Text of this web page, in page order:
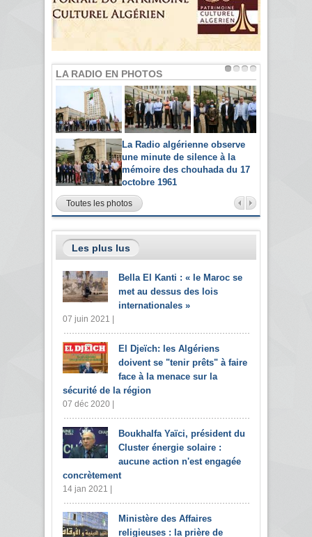
LA RADIO EN PHOTOS
La Radio algérienne observe
une minute de silence à la
mémoire des chouhada du 17
octobre 1961
Toutes les photos
Les plus lus
Bella El Kanti : « le Maroc se
met au dessus des lois
internationales »
07 juin 2021 |
El Djeïch: les Algériens
doivent se "tenir prêts" à faire
face à la menace sur la
sécurité de la région
07 déc 2020 |
Boukhalfa Yaïci, président du
Cluster énergie solaire :
aucune action n'est engagée
concrètement
14 jan 2021 |
Ministère des Affaires
religieuses : la prière de